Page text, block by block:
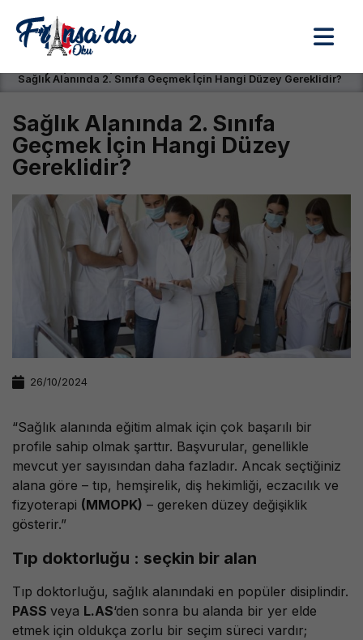
Sağlık Alanında 2. Sınıfa Geçmek İçin Hangi Düzey Gereklidir?
Sağlık Alanında 2. Sınıfa
Geçmek İçin Hangi Düzey
Gereklidir?
26/10/2024
“Sağlık alanında eğitim almak için çok başarılı bir
profile sahip olmak şarttır. Başvurular, genellikle
mevcut yer sayısından daha fazladır. Ancak seçtiğiniz
alana göre – tıp, hemşirelik, diş hekimliği, eczacılık ve
fizyoterapi (MMOPK) – gereken düzey değişiklik
gösterir.”
Tıp doktorluğu : seçkin bir alan
Tıp doktorluğu, sağlık alanındaki en popüler disiplindir.
PASS veya L.AS‘den sonra bu alanda bir yer elde
etmek için oldukça zorlu bir seçim süreci vardır;